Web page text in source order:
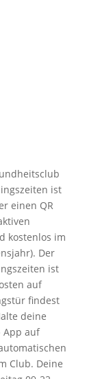
ist
einen QR
kostenlos im
Der
ist
auf
findest
deine
App auf
Club. Deine